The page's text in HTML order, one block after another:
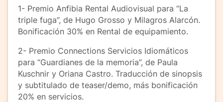
1- Premio Anfibia Rental Audiovisual para “La
triple fuga”, de Hugo Grosso y Milagros Alarcón.
Bonificación 30% en Rental de equipamiento.
2- Premio Connections Servicios Idiomáticos
para “Guardianes de la memoria”, de Paula
Kuschnir y Oriana Castro. Traducción de sinopsis
y subtitulado de teaser/demo, más bonificación
20% en servicios.